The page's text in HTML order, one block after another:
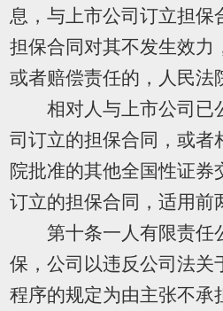
息，与上市公司订立担保
担保合同对其不发生效力
或者赔偿责任的，人民法
相对人与上市公司已
司订立的担保合同，或者
院批准的其他全国性证券
订立的担保合同，适用前
第十条一人有限责任
保，公司以违反公司法关
程序的规定为由主张不承